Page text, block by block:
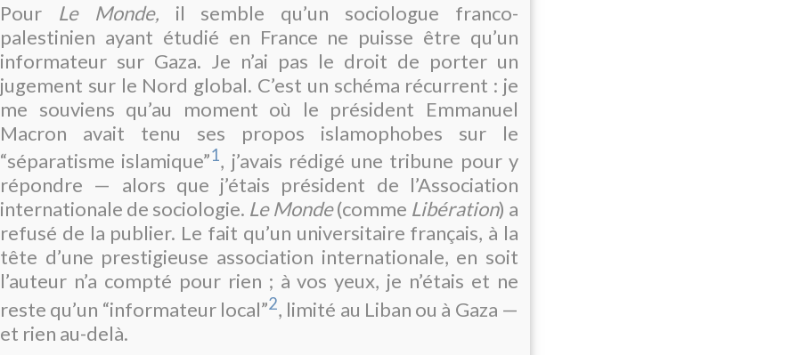
Pour Le Monde, il semble qu’un sociologue franco-
palestinien ayant étudié en France ne puisse être qu’un
informateur sur Gaza. Je n’ai pas le droit de porter un
jugement sur le Nord global. C’est un schéma récurrent : je
me souviens qu’au moment où le président Emmanuel
Macron avait tenu ses propos islamophobes sur le
“séparatisme islamique”1, j’avais rédigé une tribune pour y
répondre — alors que j’étais président de l’Association
internationale de sociologie. Le Monde(comme Libération) a
refusé de la publier. Le fait qu’un universitaire français, à la
tête d’une prestigieuse association internationale, en soit
l’auteur n’a compté pour rien ; à vos yeux, je n’étais et ne
reste qu’un “informateur local”2, limité au Liban ou à Gaza —
et rien au-delà.